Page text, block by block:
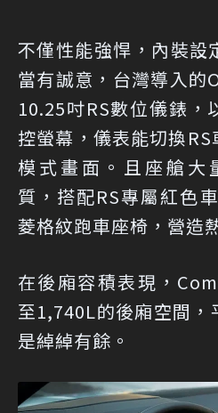
不僅性能強悍，內裝
當有誠意，台灣導入的
10.25吋RS數位儀錶，
控螢幕，儀表能切換RS
模式畫面。且座艙大
質，搭配RS專屬紅色
菱格紋跑車座椅，營造
在後廂容積表現，
至1,740L的後廂空間，
是綽綽有餘。